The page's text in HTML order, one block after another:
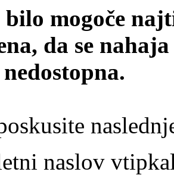
mogoče
da se
naslov